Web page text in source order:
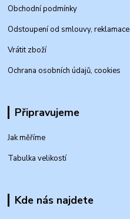
Obchodní podmínky
Odstoupení od smlouvy, reklamace
Vrátit zboží
Ochrana osobních údajů, cookies
Připravujeme
Jak měříme
Tabulka velikostí
Kde nás najdete